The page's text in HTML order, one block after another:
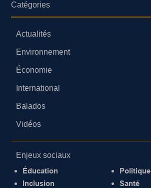
Catégories
Actualités
Environnement
Économie
International
Balados
Vidéos
Enjeux sociaux
Éducation
Inclusion
Politique
Santé